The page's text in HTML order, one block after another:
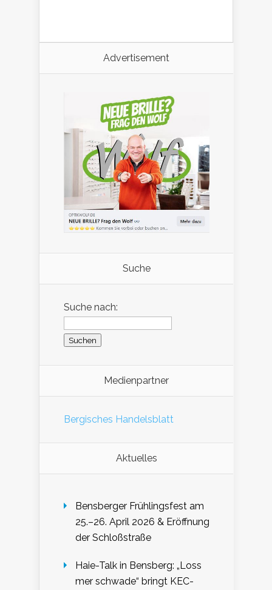
Advertisement
Suche
Suche nach:
Medienpartner
Bergisches Handelsblatt
Aktuelles
Bensberger Frühlingsfest am
25.–26. April 2026 & Eröffnung
der Schloßstraße
Haie-Talk in Bensberg: „Loss
mer schwade“ bringt KEC-